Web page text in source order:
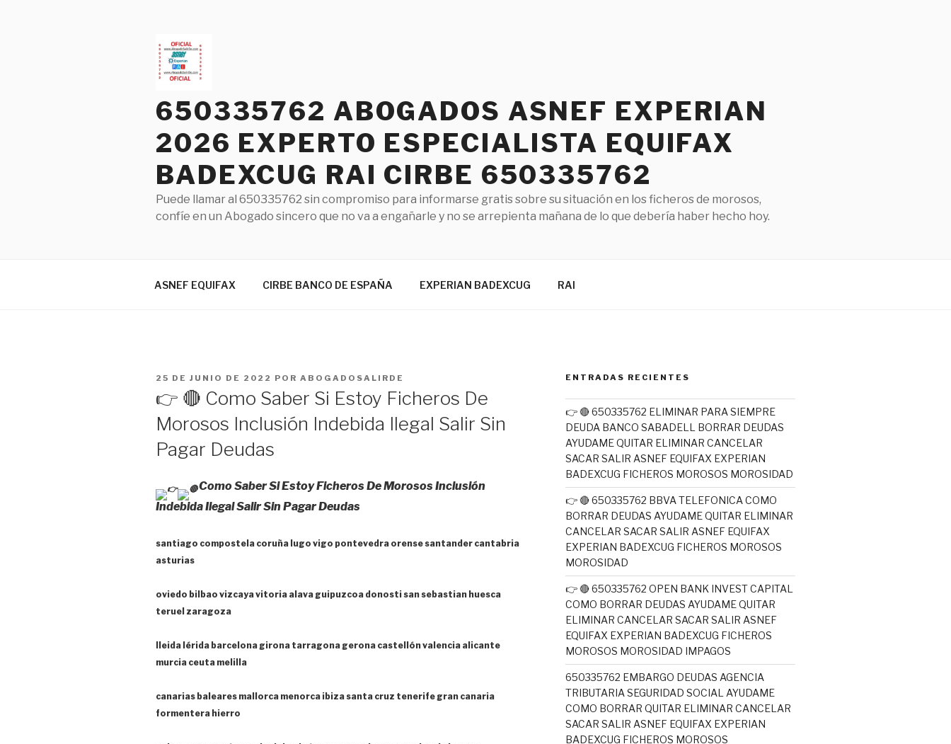
650335762 ABOGADOS ASNEF EXPERIAN
2026 EXPERTO ESPECIALISTA EQUIFAX
BADEXCUG RAI CIRBE 650335762
Puede llamar al 650335762 sin compromiso para informarse gratis sobre su situación en los ficheros de morosos,
confíe en un Abogado sincero que no va a engañarle y no se arrepienta mañana de lo que debería haber hecho hoy.
ASNEF EQUIFAX CIRBE BANCO DE ESPAÑA EXPERIAN BADEXCUG RAI
PUBLICADO
25 DE JUNIO DE 2022 POR ABOGADOSALIRDE
👉 🔴 Como Saber Si Estoy Ficheros De
Morosos Inclusión Indebida Ilegal Salir Sin
Pagar Deudas
Como Saber Si Estoy Ficheros De Morosos Inclusión
Indebida Ilegal Salir Sin Pagar Deudas
santiago compostela coruña lugo vigo pontevedra orense santander cantabria
asturias
oviedo bilbao vizcaya vitoria alava guipuzcoa donosti san sebastian huesca
teruel zaragoza
lleida lérida barcelona girona tarragona gerona castellón valencia alicante
murcia ceuta melilla
canarias baleares mallorca menorca ibiza santa cruz tenerife gran canaria
formentera hierro
ENTRADAS RECIENTES
👉 🔴 650335762 ELIMINAR PARA SIEMPRE
DEUDA BANCO SABADELL BORRAR DEUDAS
AYUDAME QUITAR ELIMINAR CANCELAR
SACAR SALIR ASNEF EQUIFAX EXPERIAN
BADEXCUG FICHEROS MOROSOS MOROSIDAD
👉 🔴 650335762 BBVA TELEFONICA COMO
BORRAR DEUDAS AYUDAME QUITAR ELIMINAR
CANCELAR SACAR SALIR ASNEF EQUIFAX
EXPERIAN BADEXCUG FICHEROS MOROSOS
MOROSIDAD
👉 🔴 650335762 OPEN BANK INVEST CAPITAL
COMO BORRAR DEUDAS AYUDAME QUITAR
ELIMINAR CANCELAR SACAR SALIR ASNEF
EQUIFAX EXPERIAN BADEXCUG FICHEROS
MOROSOS MOROSIDAD IMPAGOS
650335762 EMBARGO DEUDAS AGENCIA
TRIBUTARIA SEGURIDAD SOCIAL AYUDAME
COMO BORRAR QUITAR ELIMINAR CANCELAR
SACAR SALIR ASNEF EQUIFAX EXPERIAN
BADEXCUG FICHEROS MOROSOS